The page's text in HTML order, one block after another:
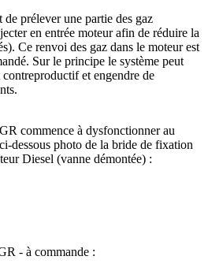
prélever une partie des gaz
en entrée moteur afin de réduire la
Ce renvoi des gaz dans le moteur est
Sur le principe le système peut
et engendre de
commence à dysfonctionner au
dessous photo de la bride de fixation
Diesel (vanne démontée) :
- à commande :